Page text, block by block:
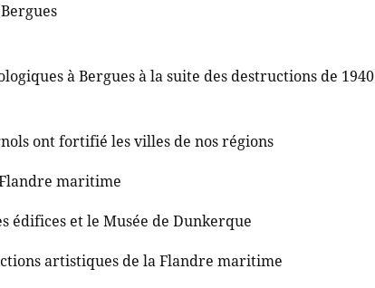
à Bergues à la suite des destructions de 1940
ont fortifié les villes de nos régions
maritime
édifices et le Musée de Dunkerque
artistiques de la Flandre maritime